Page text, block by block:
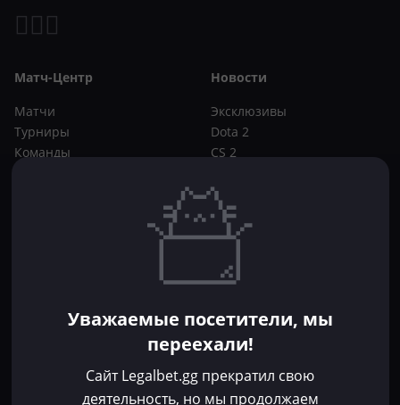
Матч-Центр
Матчи
Турниры
Команды
Новости
Эксклюзивы
Dota 2
CS 2
Букмекеры
CS 2
Фрибеты
Без депозита
Уважаемые посетители, мы
переехали!
Сайт Legalbet.gg прекратил свою
деятельность, но мы продолжаем